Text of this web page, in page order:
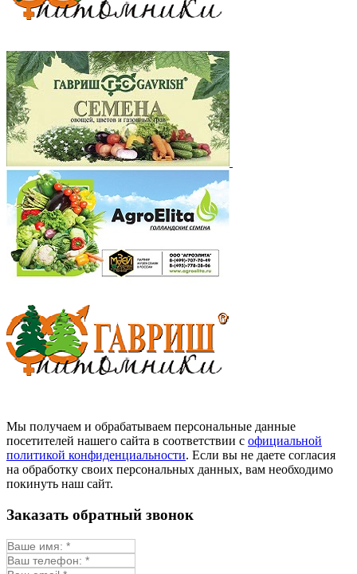
Мы получаем и обрабатываем персональные данные
посетителей нашего сайта в соответствии с официальной
политикой конфиденциальности. Если вы не даете согласия
на обработку своих персональных данных, вам необходимо
покинуть наш сайт.
Заказать обратный звонок